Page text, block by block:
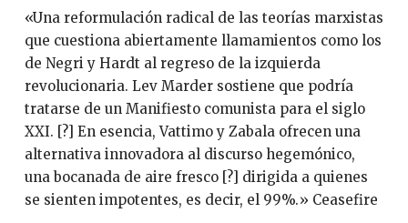
«Una reformulación radical de las teorías marxistas
que cuestiona abiertamente llamamientos como los
de Negri y Hardt al regreso de la izquierda
revolucionaria. Lev Marder sostiene que podría
tratarse de un Manifiesto comunista para el siglo
XXI. [?] En esencia, Vattimo y Zabala ofrecen una
alternativa innovadora al discurso hegemónico,
una bocanada de aire fresco [?] dirigida a quienes
se sienten impotentes, es decir, el 99%.» Ceasefire